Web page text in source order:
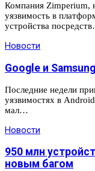
Компания Zimperium,
уязвимость в
устройства
Новости
Google и
Последние недели
уязвимостях в
мал…
Новости
950 млн
новым багом